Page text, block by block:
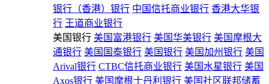
银行（香港）银行 中国信托商业银行 香港大华银
行 王道商业银行
美国银行 美国富港银行 美国华美银行 美国摩根大
通银行 美国国泰银行 美国银行 美国加州银行 美国
Arival银行 CTBC信托商业银行 美国水星银行 美国
Axos银行 美国摩根士丹利银行 美国社区联邦储蓄